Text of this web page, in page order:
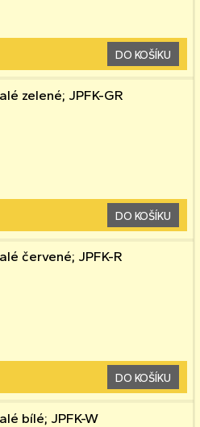
DO KOŠÍKU
zelené; JPFK-GR
DO KOŠÍKU
červené; JPFK-R
DO KOŠÍKU
bílé; JPFK-W